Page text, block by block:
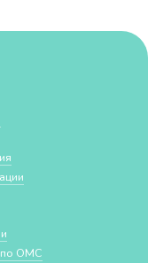
по ОМС